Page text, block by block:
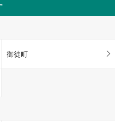
交差点、中央通り、昭和通り、鍛冶
神田さくら館、 千代田小学校、 神
、神田駅北口交差点、中央通り、神
御徒町